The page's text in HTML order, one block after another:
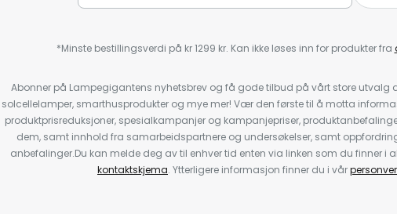
*Minste bestillingsverdi på kr 1299 kr. Kan ikke løses inn for produkter fra
Abonner på Lampegigantens nyhetsbrev og få gode tilbud på vårt store utvalg
solcellelamper, smarthusprodukter og mye mer! Vær den første til å motta
produktprisreduksjoner, spesialkampanjer og kampanjepriser,
dem, samt innhold fra samarbeidspartnere og undersøkelser, samt
anbefalinger.Du kan melde deg av til enhver tid enten via linken som du finner i
kontaktskjema. Ytterligere informasjon finner du i vår